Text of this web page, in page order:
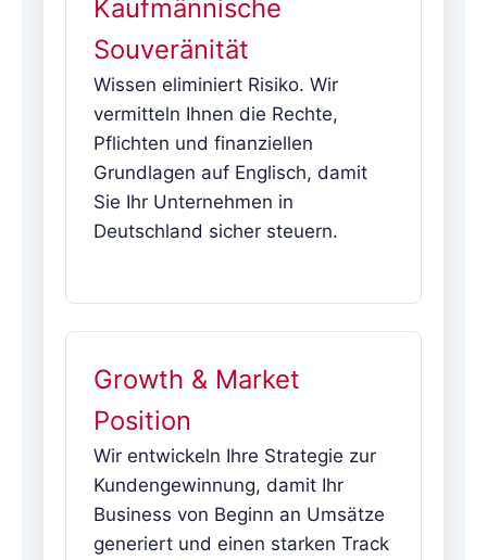
Kaufmännische
Souveränität
Wissen eliminiert Risiko. Wir
vermitteln Ihnen die Rechte,
Pflichten und finanziellen
Grundlagen auf Englisch, damit
Sie Ihr Unternehmen in
Deutschland sicher steuern.
Growth & Market
Position
Wir entwickeln Ihre Strategie zur
Kundengewinnung, damit Ihr
Business von Beginn an Umsätze
generiert und einen starken Track